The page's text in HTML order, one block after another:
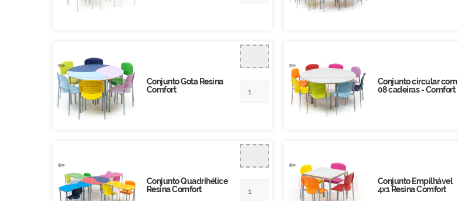
Conjunto Gota Resina
Comfort
Conjunto circular com
08 cadeiras - Comfort
Conjunto Quadrihélice
Resina Comfort
Conjunto Empilhável
4x1 Resina Comfort